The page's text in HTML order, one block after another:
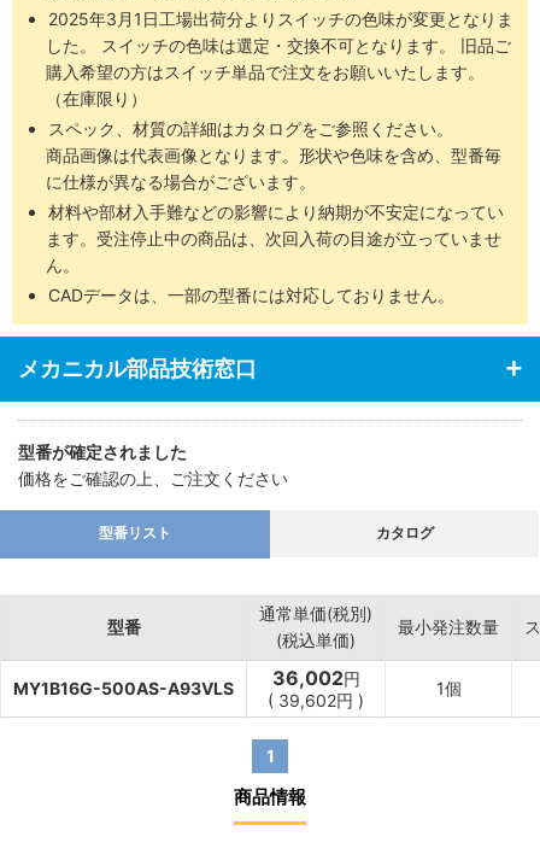
2025年3月1日工場出荷分よりスイッチの色味が変更となりま
した。 スイッチの色味は選定・交換不可となります。 旧品ご
購入希望の方はスイッチ単品で注文をお願いいたします。
（在庫限り）
スペック、材質の詳細はカタログをご参照ください。
商品画像は代表画像となります。形状や色味を含め、型番毎
に仕様が異なる場合がございます。
材料や部材入手難などの影響により納期が不安定になってい
ます。受注停止中の商品は、次回入荷の目途が立っていませ
ん。
CADデータは、一部の型番には対応しておりません。
メカニカル部品技術窓口
型番が確定されました
価格をご確認の上、ご注文ください
型番リスト カタログ
型番
通常単価(税別)
(税込単価)
最小発注数量
MY1B16G-500AS-A93VLS 36,002円
( 39,602円 )
1個
1
商品情報